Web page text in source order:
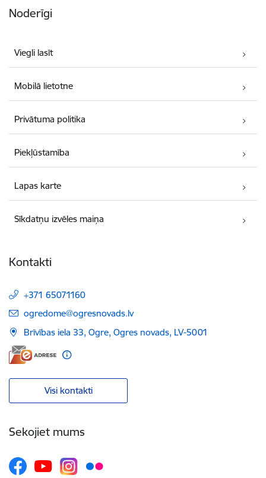
Noderīgi
Viegli lasīt
Mobilā lietotne
Privātuma politika
Piekļūstamība
Lapas karte
Sīkdatņu izvēles maiņa
Kontakti
+371 65071160
E-pasts:
ogredome@ogresnovads.lv
Brīvības iela 33, Ogre, Ogres novads, LV-5001
Visi kontakti
Sekojiet mums